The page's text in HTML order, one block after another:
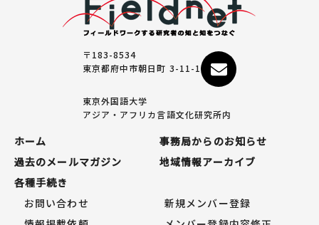
〒183-8534
東京都府中市朝日町 3-11-1
東京外国語大学
アジア・アフリカ言語文化研究所内
ホーム
事務局からのお知らせ
過去のメールマガジン
地域情報アーカイブ
各種手続き
お問い合わせ
新規メンバー登録